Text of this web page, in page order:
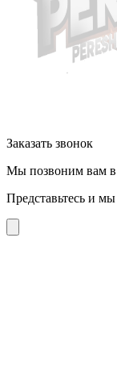
Заказать звонок
Мы позвоним вам в
Представьтесь и